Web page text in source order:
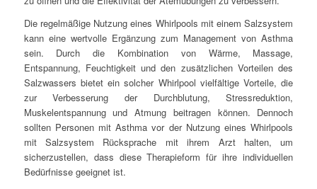
Die regelmäßige Nutzung eines Whirlpools mit einem Salzsystem
kann eine wertvolle Ergänzung zum Management von Asthma
sein. Durch die Kombination von Wärme, Massage,
Entspannung, Feuchtigkeit und den zusätzlichen Vorteilen des
Salzwassers bietet ein solcher Whirlpool vielfältige Vorteile, die
zur Verbesserung der Durchblutung, Stressreduktion,
Muskelentspannung und Atmung beitragen können. Dennoch
sollten Personen mit Asthma vor der Nutzung eines Whirlpools
mit Salzsystem Rücksprache mit ihrem Arzt halten, um
sicherzustellen, dass diese Therapieform für ihre individuellen
Bedürfnisse geeignet ist.